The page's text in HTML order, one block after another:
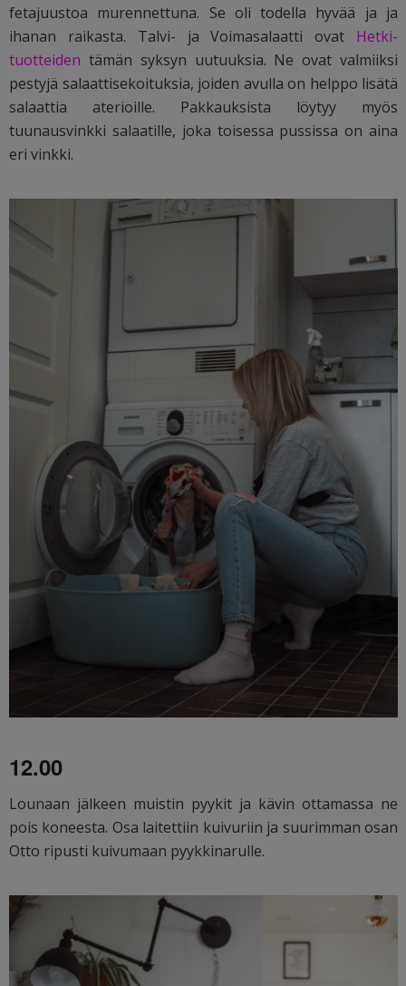
fetajuustoa murennettuna. Se oli todella hyvää ja ja
ihanan raikasta. Talvi- ja Voimasalaatti ovat Hetki-
tuotteiden tämän syksyn uutuuksia. Ne ovat valmiiksi
pestyjä salaattisekoituksia, joiden avulla on helppo lisätä
salaattia aterioille. Pakkauksista löytyy myös
tuunausvinkki salaatille, joka toisessa pussissa on aina
eri vinkki.
12.00
Lounaan jälkeen muistin pyykit ja kävin ottamassa ne
pois koneesta. Osa laitettiin kuivuriin ja suurimman osan
Otto ripusti kuivumaan pyykkinarulle.